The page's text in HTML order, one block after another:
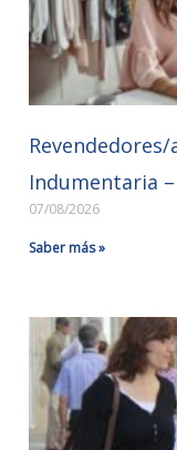
Indumentaria –
07/08/2026
Saber más »